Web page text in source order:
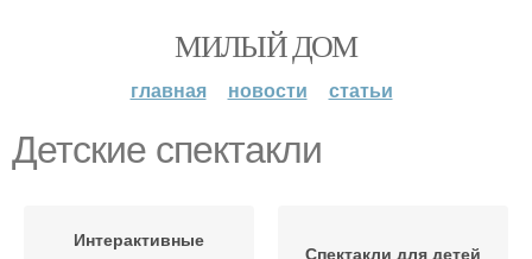
МИЛЫЙ ДОМ
главная новости статьи
Детские спектакли
Интерактивные
Спектакли для детей